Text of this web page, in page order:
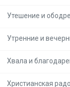
Утешение и
Утренние и
Хвала и
Христианская